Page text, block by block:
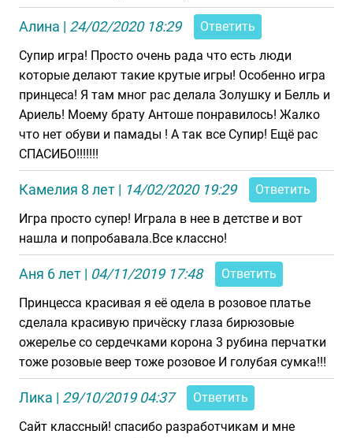
Алина | 24/02/2020 18:29
Ответить
Супир игра! Просто очень рада что есть люди
которые делают такие крутые игры! Особенно игра
принцеса! Я там мног рас делала Золушку и Белль и
Ариель! Моему брату Антоше понравилось! Жалко
что нет обуви и памады ! А так все Супир! Ещё рас
СПАСИБО!!!!!!!
Камелия 8 лет | 14/02/2020 19:29
Ответить
Игра просто супер! Играла в нее в детстве и вот
нашла и попробавала.Все классно!
Аня 6 лет | 04/11/2019 17:48
Ответить
Принцесса красивая я её одела в розовое платье
сделала красивую причёску глаза бирюзовые
ожерелье со сердечками корона 3 рубина перчатки
тоже розовые веер тоже розовое И голубая сумка!!!
Лика | 29/10/2019 04:37
Ответить
Сайт классный! спасибо разработчикам и мне